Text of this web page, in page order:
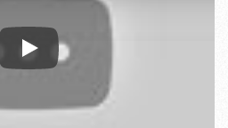
Play